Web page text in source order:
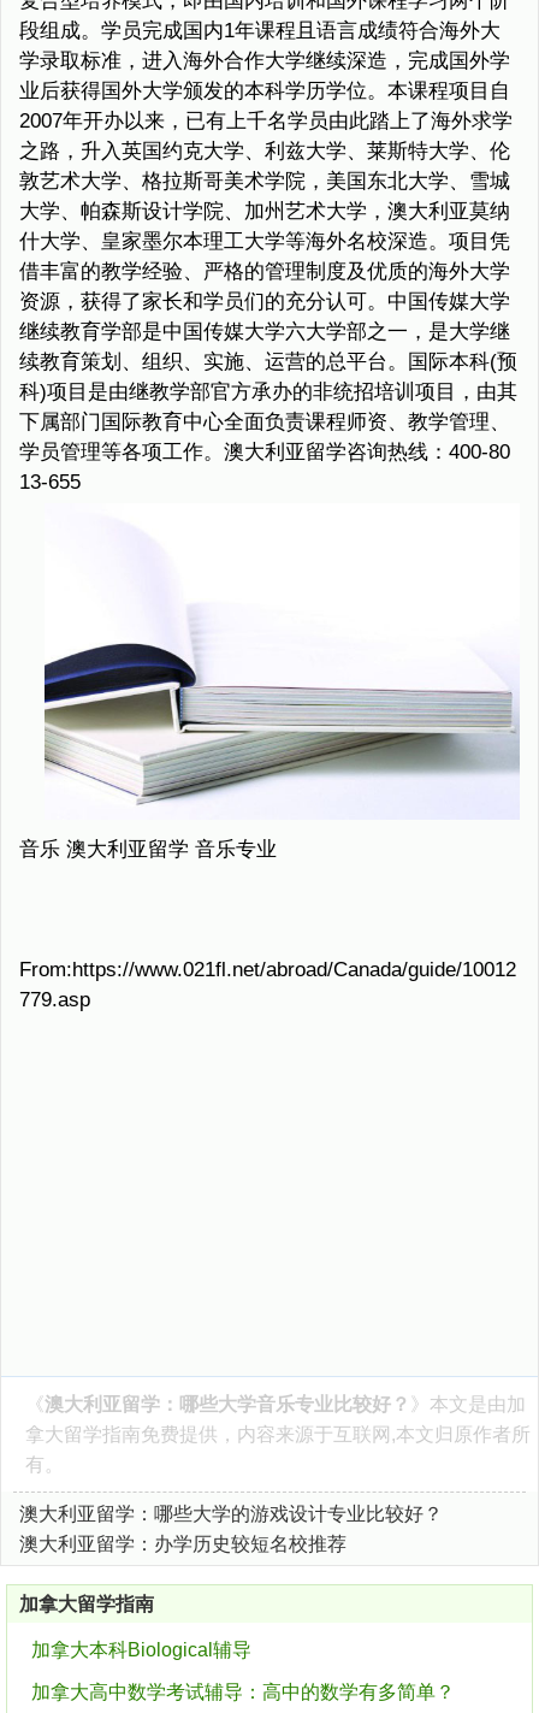
段组成。学员完成国内1年课程且语言成绩符合海外大
学录取标准，进入海外合作大学继续深造，完成国外学
业后获得国外大学颁发的本科学历学位。本课程项目自
2007年开办以来，已有上千名学员由此踏上了海外求学
之路，升入英国约克大学、利兹大学、莱斯特大学、伦
敦艺术大学、格拉斯哥美术学院，美国东北大学、雪城
大学、帕森斯设计学院、加州艺术大学，澳大利亚莫纳
什大学、皇家墨尔本理工大学等海外名校深造。项目凭
借丰富的教学经验、严格的管理制度及优质的海外大学
资源，获得了家长和学员们的充分认可。中国传媒大学
继续教育学部是中国传媒大学六大学部之一，是大学继
续教育策划、组织、实施、运营的总平台。国际本科(预
科)项目是由继教学部官方承办的非统招培训项目，由其
下属部门国际教育中心全面负责课程师资、教学管理、
学员管理等各项工作。澳大利亚留学咨询热线：400-80
13-655
音乐 澳大利亚留学 音乐专业
From:https://www.021fl.net/abroad/Canada/guide/10012
779.asp
《澳大利亚留学：哪些大学音乐专业比较好？ 》本文是由加
拿大留学指南免费提供，内容来源于互联网,本文归原作者所
有。
澳大利亚留学：哪些大学的游戏设计专业比较好？
澳大利亚留学：办学历史较短名校推荐
加拿大留学指南
加拿大本科Biological辅导
加拿大高中数学考试辅导：高中的数学有多简单？